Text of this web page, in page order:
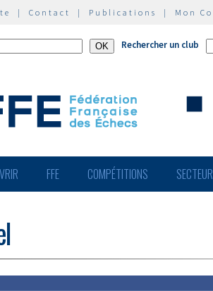
| Contact | Publications | Mon
Rechercher un club
FFE COMPÉTITIONS